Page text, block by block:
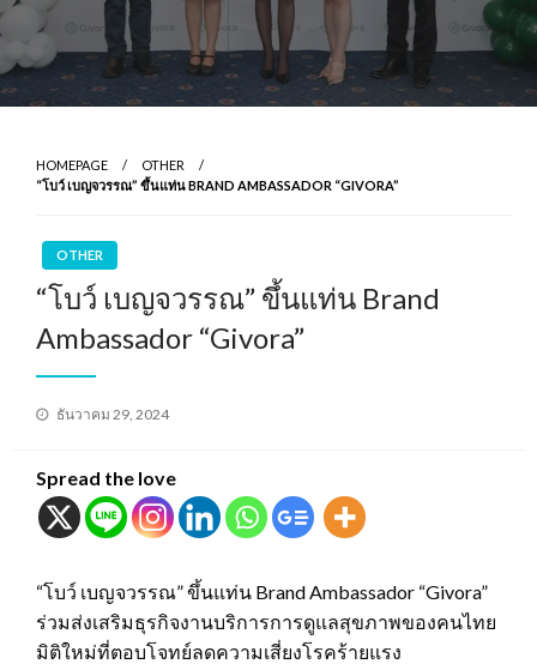
HOMEPAGE
OTHER
“โบว์ เบญจวรรณ” ขึ้นแท่น BRAND AMBASSADOR “GIVORA”
OTHER
“โบว์ เบญจวรรณ” ขึ้นแท่น Brand
Ambassador “Givora”
Posted
ธันวาคม 29, 2024
Spread the love
“โบว์ เบญจวรรณ” ขึ้นแท่น Brand Ambassador “Givora”
ร่วมส่งเสริมธุรกิจงานบริการการดูแลสุขภาพของคนไทย
มิติใหม่ที่ตอบโจทย์ลดความเสี่ยงโรคร้ายแรง